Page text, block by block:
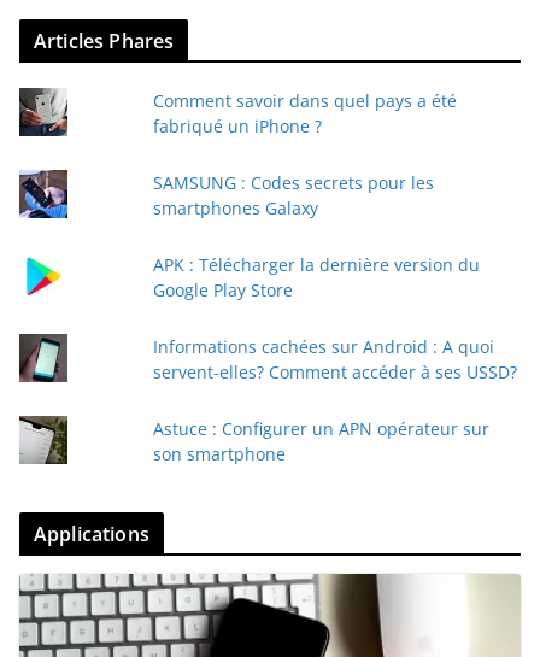
Articles Phares
Comment savoir dans quel pays a été
fabriqué un iPhone ?
SAMSUNG : Codes secrets pour les
smartphones Galaxy
APK : Télécharger la dernière version du
Google Play Store
Informations cachées sur Android : A quoi
servent-elles? Comment accéder à ses USSD?
Astuce : Configurer un APN opérateur sur
son smartphone
Applications